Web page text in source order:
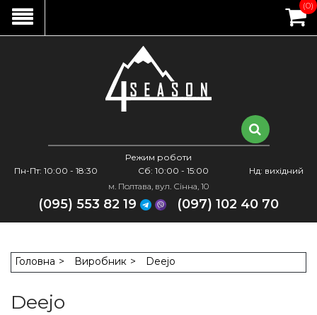
Режим роботи
Пн-Пт: 10:00 - 18:30
Сб: 10:00 - 15:00
Нд: вихідний
м. Полтава, вул. Сінна, 10
(095) 553 82 19 (097) 102 40 70
(0)
Головна Виробник Deejo
Deejo